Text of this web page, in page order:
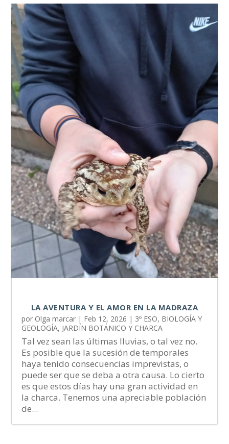
LA AVENTURA Y EL AMOR EN LA MADRAZA
por Olga marcar | Feb 12, 2026 | 3º ESO, BIOLOGÍA Y
GEOLOGÍA, JARDÍN BOTÁNICO Y CHARCA
Tal vez sean las últimas lluvias, o tal vez no.
Es posible que la sucesión de temporales
haya tenido consecuencias imprevistas, o
puede ser que se deba a otra causa. Lo cierto
es que estos días hay una gran actividad en
la charca. Tenemos una apreciable población
de...